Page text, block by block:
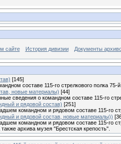
сайте История дивизии Документы
[145]
составе 115-го стрелкового полка 75-
новые материалы) [44]
сведения о командном составе 115-го
и рядовой состав) [251]
командном и рядовом составе 115-го
и рядовой состав, новые материалы))
командном и рядовом составе 115-го
архива музея "Брестская крепость".